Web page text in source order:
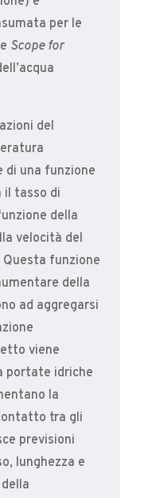
per le
Scope for
del
di una funzione
il tasso di
della
velocità del
funzione
della
ad aggregarsi
viene
portate idriche
la
tra gli
previsioni
lunghezza e